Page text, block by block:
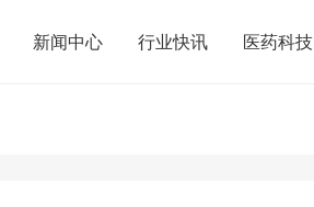
新闻中心 行业快讯 医药科技